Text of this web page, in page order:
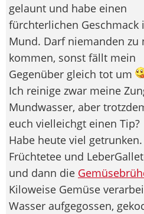
gelaunt und habe einen
fürchterlichen Geschmack
Mund. Darf niemanden zu
kommen, sonst fällt mein
Gegenüber gleich tot um
Ich reinige zwar meine
Mundwasser, aber
euch vielleichgt einen Tip?
Habe heute viel
Früchtetee und
und dann die
Kiloweise Gemüse
Wasser aufgegossen,